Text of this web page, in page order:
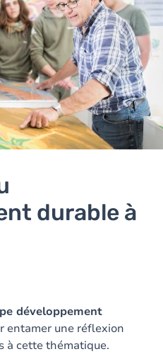
durable à
développement
entamer une réflexion
à cette thématique.